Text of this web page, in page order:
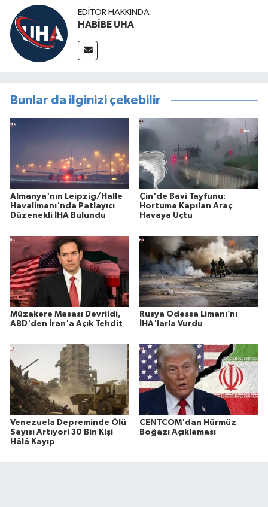
EDITÖR HAKKINDA
HABİBE UHA
Bunlar da ilginizi çekebilir
Almanya'nın Leipzig/Halle
Havalimanı'nda Patlayıcı
Düzenekli İHA Bulundu
Çin'de Bavi Tayfunu:
Hortuma Kapılan Araç
Havaya Uçtu
Müzakere Masası Devrildi,
ABD'den İran'a Açık Tehdit
Rusya Odessa Limanı’nı
İHA'larla Vurdu
Venezuela Depreminde Ölü
Sayısı Artıyor! 30 Bin Kişi
Hâlâ Kayıp
CENTCOM'dan Hürmüz
Boğazı Açıklaması